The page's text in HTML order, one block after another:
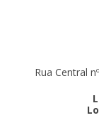
Rua Central